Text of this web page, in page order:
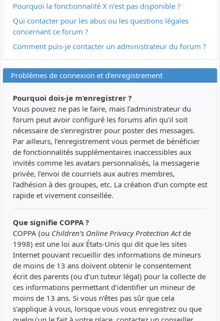
Pourquoi la fonctionnalité X n’est pas disponible ?
Qui contacter pour les abus ou les questions légales
concernant ce forum ?
Comment puis-je contacter un administrateur du forum ?
Problèmes de connexion et d’enregistrement
Pourquoi dois-je m’enregistrer ?
Vous pouvez ne pas le faire, mais l’administrateur du
forum peut avoir configuré les forums afin qu’il soit
nécessaire de s’enregistrer pour poster des messages.
Par ailleurs, l’enregistrement vous permet de bénéficier
de fonctionnalités supplémentaires inaccessibles aux
invités comme les avatars personnalisés, la messagerie
privée, l’envoi de courriels aux autres membres,
l’adhésion à des groupes, etc. La création d’un compte est
rapide et vivement conseillée.
Que signifie COPPA ?
COPPA (ou Children’s Online Privacy Protection Actde
1998) est une loi aux États-Unis qui dit que les sites
Internet pouvant recueillir des informations de mineurs
de moins de 13 ans doivent obtenir le consentement
écrit des parents (ou d’un tuteur légal) pour la collecte de
ces informations permettant d’identifier un mineur de
moins de 13 ans. Si vous n’êtes pas sûr que cela
s’applique à vous, lorsque vous vous enregistrez ou que